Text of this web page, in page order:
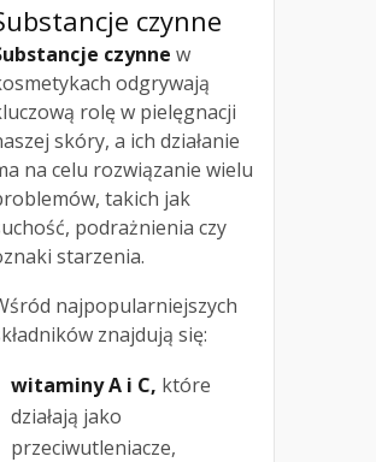
czynne
czynne w
odgrywają
rolę w pielęgnacji
skóry, a ich działanie
na celu rozwiązanie wielu
takich jak
podrażnienia czy
starzenia.
najpopularniejszych
znajdują się:
witaminy A i C, które
działają jako
przeciwutleniacze,